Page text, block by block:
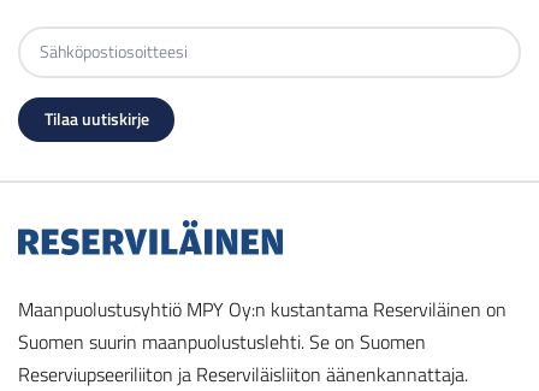
Maanpuolustusyhtiö MPY Oy:n kustantama Reserviläinen on
Suomen suurin maanpuolustuslehti. Se on Suomen
Reserviupseeriliiton ja Reserviläisliiton äänenkannattaja.